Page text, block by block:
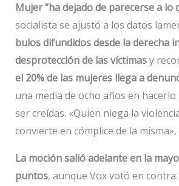
Mujer “ha dejado de parecerse a lo
socialista se ajustó a los datos
bulos difundidos desde la derecha
desprotección de las víctimasy
el 20% de las mujeres llega a
una media de ocho años en
ser creídas. «Quien niega la
convierte en cómplice de la
La moción salió adelante en la
puntos, aunque Vox votó en